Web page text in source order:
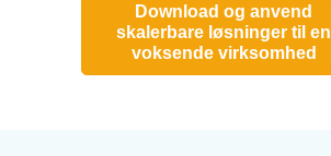
Download og anvend
skalerbare løsninger til en
voksende virksomhed